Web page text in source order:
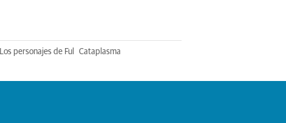
Los personajes de Ful Cataplasma